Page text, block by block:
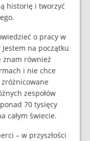
historię i tworzyć
o pracy w
na początku
znam również
i nie chce
zespołów
70 tysięcy
całym świecie.
– w przyszłości